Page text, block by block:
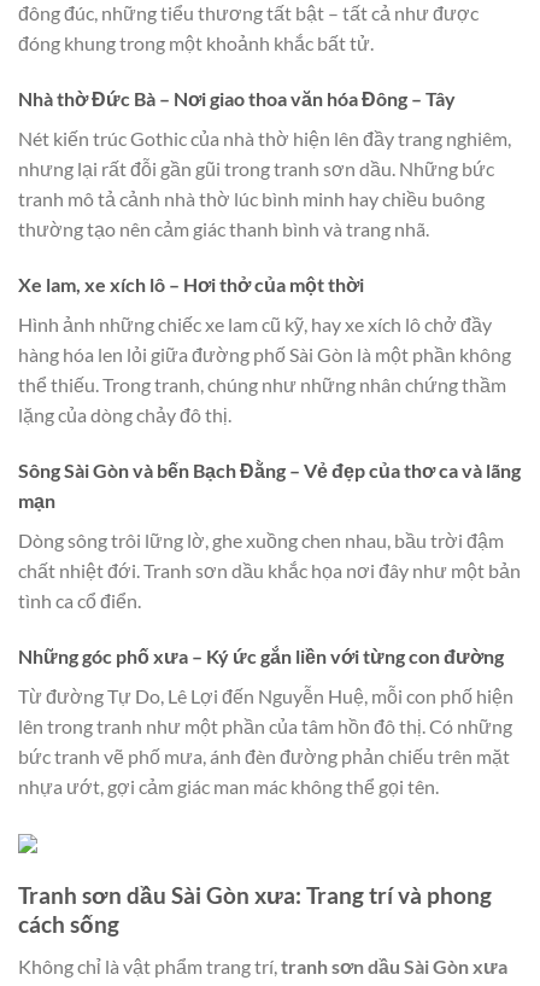
đông đúc, những tiểu thương tất bật – tất cả như được
đóng khung trong một khoảnh khắc bất tử.
Nhà thờ Đức Bà – Nơi giao thoa văn hóa Đông – Tây
Nét kiến trúc Gothic của nhà thờ hiện lên đầy trang nghiêm,
nhưng lại rất đỗi gần gũi trong tranh sơn dầu. Những bức
tranh mô tả cảnh nhà thờ lúc bình minh hay chiều buông
thường tạo nên cảm giác thanh bình và trang nhã.
Xe lam, xe xích lô – Hơi thở của một thời
Hình ảnh những chiếc xe lam cũ kỹ, hay xe xích lô chở đầy
hàng hóa len lỏi giữa đường phố Sài Gòn là một phần không
thể thiếu. Trong tranh, chúng như những nhân chứng thầm
lặng của dòng chảy đô thị.
Sông Sài Gòn và bến Bạch Đằng – Vẻ đẹp của thơ ca và lãng
mạn
Dòng sông trôi lững lờ, ghe xuồng chen nhau, bầu trời đậm
chất nhiệt đới. Tranh sơn dầu khắc họa nơi đây như một bản
tình ca cổ điển.
Những góc phố xưa – Ký ức gắn liền với từng con đường
Từ đường Tự Do, Lê Lợi đến Nguyễn Huệ, mỗi con phố hiện
lên trong tranh như một phần của tâm hồn đô thị. Có những
bức tranh vẽ phố mưa, ánh đèn đường phản chiếu trên mặt
nhựa ướt, gợi cảm giác man mác không thể gọi tên.
Tranh sơn dầu Sài Gòn xưa: Trang trí và phong
cách sống
Không chỉ là vật phẩm trang trí, tranh sơn dầu Sài Gòn xưa